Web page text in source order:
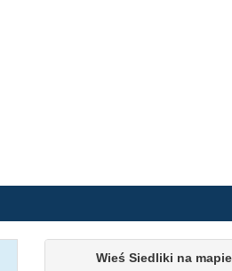
Wieś Siedliki na mapie